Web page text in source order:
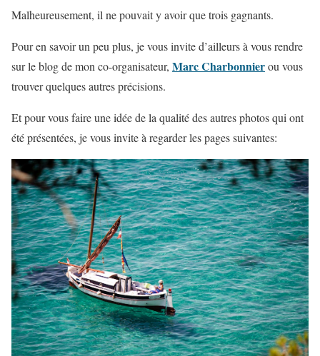
Malheureusement, il ne pouvait y avoir que trois gagnants.
Pour en savoir un peu plus, je vous invite d’ailleurs à vous rendre
sur le blog de mon co-organisateur, Marc Charbonnierou vous
trouver quelques autres précisions.
Et pour vous faire une idée de la qualité des autres photos qui ont
été présentées, je vous invite à regarder les pages suivantes: